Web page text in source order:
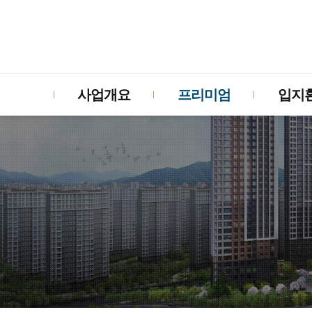
사업개요 프리미엄 입지